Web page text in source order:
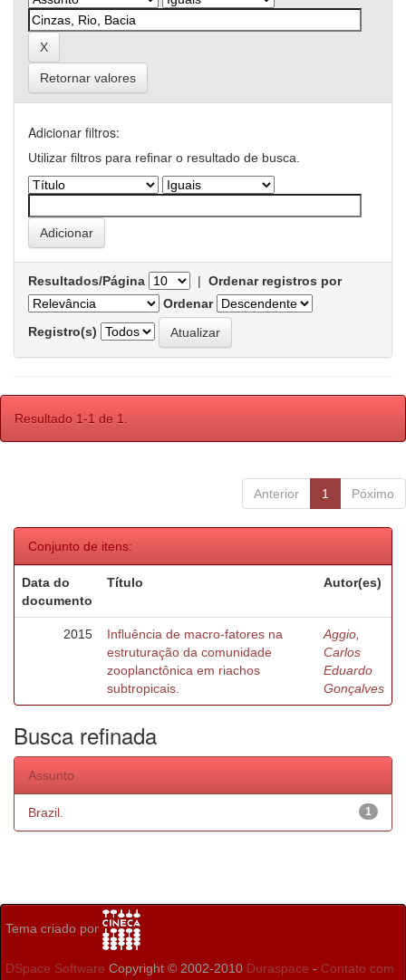
Retornar valores
Adicionar filtros:
Utilizar filtros para refinar o resultado de busca.
Resultados/Página | Ordenar registros por
Ordenar
Registro(s)
Resultado 1-1 de 1.
Anterior 1 Póximo
Conjunto de itens:
Data do
documento
Título Autor(es)
2015
Influência de macro-fatores na
estruturação da comunidade
zooplanctônica em riachos
subtropicais.
Aggio,
Carlos
Eduardo
Gonçalves
Busca refinada
Assunto
1
Brazil.
Tema criado por
DSpace Software Copyright © 2002-2010 Duraspace - Contato com